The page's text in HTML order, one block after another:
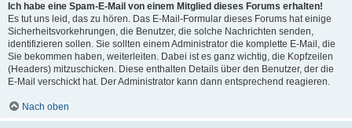
Ich habe eine Spam-E-Mail von einem Mitglied dieses Forums erhalten!
Es tut uns leid, das zu hören. Das E-Mail-Formular dieses Forums hat einige
Sicherheitsvorkehrungen, die Benutzer, die solche Nachrichten senden,
identifizieren sollen. Sie sollten einem Administrator die komplette E-Mail, die
Sie bekommen haben, weiterleiten. Dabei ist es ganz wichtig, die Kopfzeilen
(Headers) mitzuschicken. Diese enthalten Details über den Benutzer, der die
E-Mail verschickt hat. Der Administrator kann dann entsprechend reagieren.
Nach oben